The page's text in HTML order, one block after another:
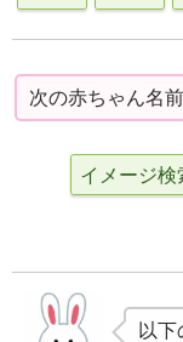
次の赤ちゃん名
イメージ検
以下